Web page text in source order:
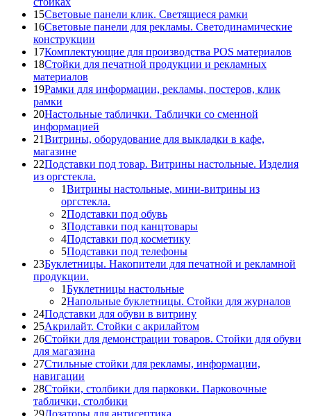
15Световые панели клик. Светящиеся рамки
16Световые панели для рекламы. Светодинамические
конструкции
17Комплектующие для производства POS материалов
18Стойки для печатной продукции и рекламных
материалов
19Рамки для информации, рекламы, постеров, клик
рамки
20Настольные таблички. Таблички со сменной
информацией
21Витрины, оборудование для выкладки в кафе,
магазине
22Подставки под товар. Витрины настольные. Изделия
из оргстекла.
1Витрины настольные, мини-витрины из
оргстекла.
2Подставки под обувь
3Подставки под канцтовары
4Подставки под косметику
5Подставки под телефоны
23Буклетницы. Накопители для печатной и рекламной
продукции.
1Буклетницы настольные
2Напольные буклетницы. Стойки для журналов
24Подставки для обуви в витрину
25Акрилайт. Стойки с акрилайтом
26Стойки для демонстрации товаров. Стойки для обуви
для магазина
27Стильные стойки для рекламы, информации,
навигации
28Стойки, столбики для парковки. Парковочные
таблички, столбики
29Дозаторы для антисептика